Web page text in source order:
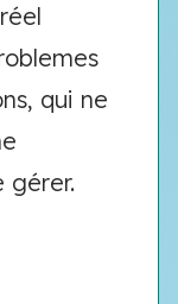
qui ne
gérer.